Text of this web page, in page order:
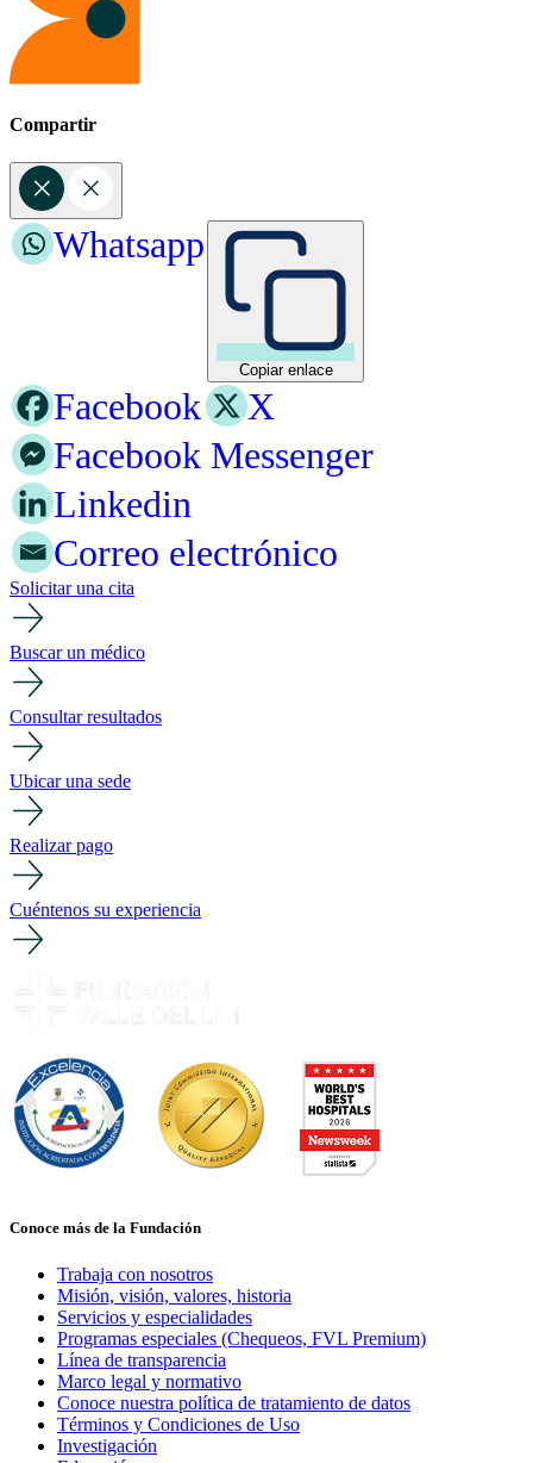
Compartir
Copiar enlace
Whatsapp
Facebook
X
Facebook Messenger
Linkedin
Correo electrónico
Solicitar una cita
Buscar un médico
Consultar resultados
Ubicar una sede
Realizar pago
Cuéntenos su experiencia
Conoce más de la Fundación
Trabaja con nosotros
Misión, visión, valores, historia
Servicios y especialidades
Programas especiales (Chequeos, FVL Premium)
Línea de transparencia
Marco legal y normativo
Conoce nuestra política de tratamiento de datos
Términos y Condiciones de Uso
Investigación